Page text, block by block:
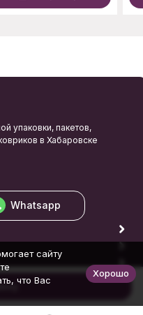
упаковки, пакетов,
в Хабаровске
Whatsapp
сайту
что Вас
Хорошо